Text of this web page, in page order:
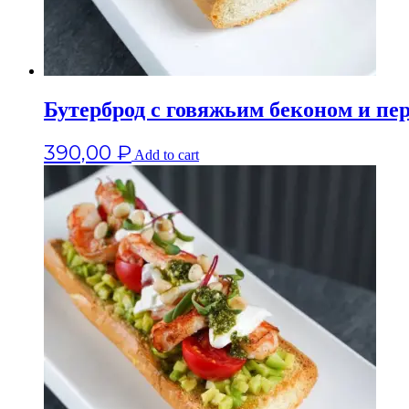
Бутерброд с говяжьим беконом и
390,00 ₽ Add to cart